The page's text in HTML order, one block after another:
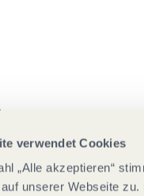
verwendet Cookies
„Alle akzeptieren“
unserer Webseite